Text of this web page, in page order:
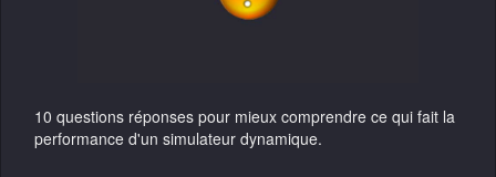
10 questions réponses pour mieux comprendre ce qui fait la
performance d'un simulateur dynamique.